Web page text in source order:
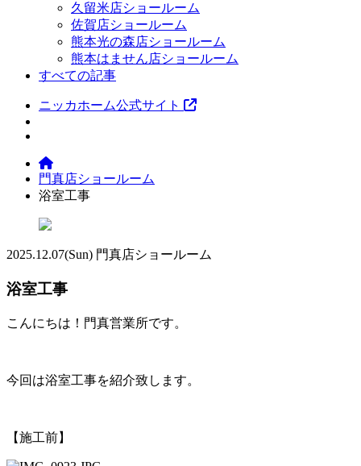
久留米店ショールーム
佐賀店ショールーム
熊本光の森店ショールーム
熊本はません店ショールーム
すべての記事
ニッカホーム公式サイト
門真店ショールーム
浴室工事
2025.12.07(Sun) 門真店ショールーム
浴室工事
こんにちは！門真営業所です。
今回は浴室工事を紹介致します。
【施工前】